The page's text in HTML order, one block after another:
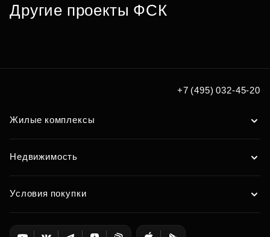
по удобным вам параметрам
Другие проекты ФСК
+7 (495) 032-45-20
Жилые комплексы
Недвижимость
Условия покупки